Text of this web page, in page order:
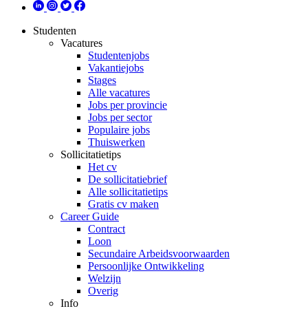
Studenten
Vacatures
Studentenjobs
Vakantiejobs
Stages
Alle vacatures
Jobs per provincie
Jobs per sector
Populaire jobs
Thuiswerken
Sollicitatietips
Het cv
De sollicitatiebrief
Alle sollicitatietips
Gratis cv maken
Career Guide
Contract
Loon
Secundaire Arbeidsvoorwaarden
Persoonlijke Ontwikkeling
Welzijn
Overig
Info